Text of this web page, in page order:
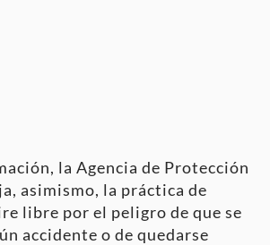
la Agencia de Protección
asimismo, la práctica de
libre por el peligro de que se
accidente o de quedarse